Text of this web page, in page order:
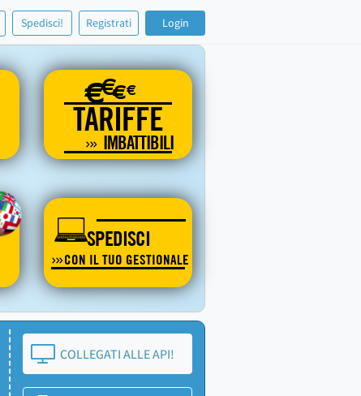
Spedisci! Registrati Login
€€€€
TARIFFE
IMBATTIBILI
SPEDISCI
CON IL TUO GESTIONALE
COLLEGATI ALLE API!